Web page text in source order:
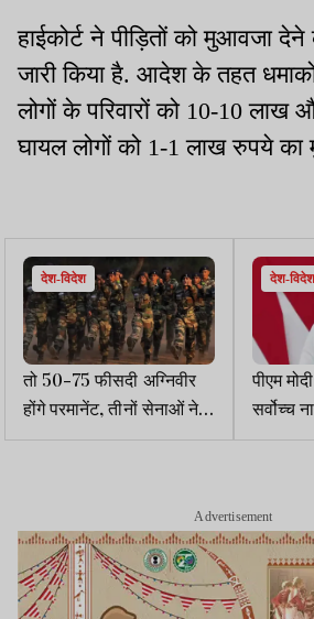
हाईकोर्ट ने पीड़ितों को मुआवजा
जारी किया है. आदेश के तहत
लोगों के परिवारों को 10-10 लाख
घायल लोगों को 1-1 लाख रुपये का
देश-विदेश
तो 50-75 फीसदी अग्निवीर
होंगे परमानेंट, तीनों सेनाओं ने
सरकार से की बदलाव की
देश-विदेश
पीएम
सर्वोच्च
ब्रह्मोस
Advertisement